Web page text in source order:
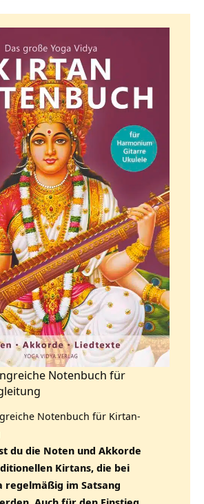
Notenbuch für
Notenbuch für Kirtan-
du die Noten und Akkorde
Kirtans, die bei
regelmäßig im Satsang